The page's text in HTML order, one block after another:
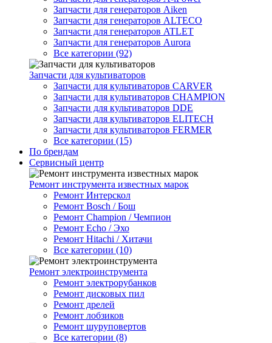
Запчасти для генераторов Aiken
Запчасти для генераторов ALTECO
Запчасти для генераторов ATLET
Запчасти для генераторов Aurora
Все категории (92)
Запчасти для культиваторов
Запчасти для культиваторов CARVER
Запчасти для культиваторов CHAMPION
Запчасти для культиваторов DDE
Запчасти для культиваторов ELITECH
Запчасти для культиваторов FERMER
Все категории (15)
По брендам
Сервисный центр
Ремонт инструмента известных марок
Ремонт Интерскол
Ремонт Bosch / Бош
Ремонт Champion / Чемпион
Ремонт Echo / Эхо
Ремонт Hitachi / Хитачи
Все категории (10)
Ремонт электроинструмента
Ремонт электрорубанков
Ремонт дисковых пил
Ремонт дрелей
Ремонт лобзиков
Ремонт шуруповертов
Все категории (8)